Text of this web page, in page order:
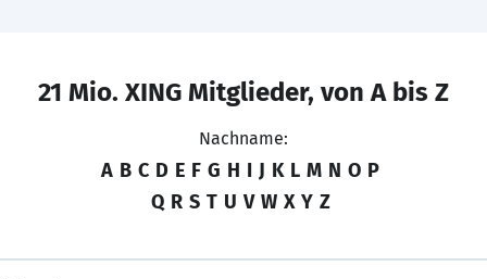
21 Mio. XING Mitglieder, von A bis Z
Nachname:
A B C D E F G H I J K L M N O P
Q R S T U V W X Y Z